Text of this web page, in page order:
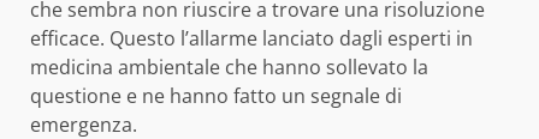
che sembra non riuscire a trovare una risoluzione
efficace. Questo l’allarme lanciato dagli esperti in
medicina ambientale che hanno sollevato la
questione e ne hanno fatto un segnale di
emergenza.